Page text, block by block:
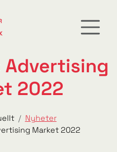
Advertising
2022
Nyheter
Market 2022